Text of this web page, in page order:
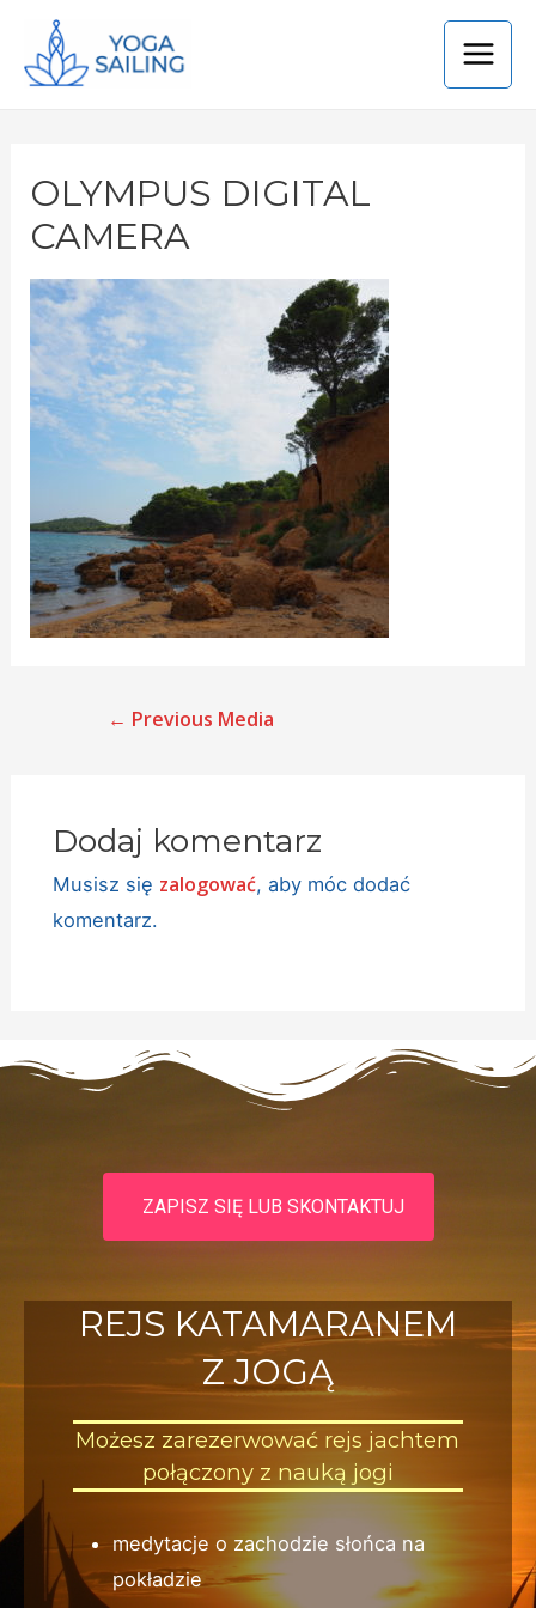
OLYMPUS DIGITAL
CAMERA
← Previous Media
Dodaj komentarz
Musisz się zalogować, aby móc dodać
komentarz.
REJS KATAMARANEM
Z JOGĄ
Możesz zarezerwować rejs jachtem
połączony z nauką jogi
medytacje o zachodzie słońca na
pokładzie
ZAPISZ SIĘ LUB SKONTAKTUJ